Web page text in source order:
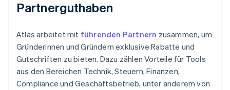
Partnerguthaben
Atlas arbeitet mit führenden Partnern zusammen, um
Gründerinnen und Gründern exklusive Rabatte und
Gutschriften zu bieten. Dazu zählen Vorteile für Tools
aus den Bereichen Technik, Steuern, Finanzen,
Compliance und Geschäftsbetrieb, unter anderem von